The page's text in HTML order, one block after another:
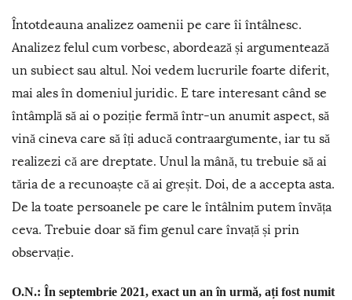
Întotdeauna analizez oamenii pe care îi întâlnesc.
Analizez felul cum vorbesc, abordează și argumentează
un subiect sau altul. Noi vedem lucrurile foarte diferit,
mai ales în domeniul juridic. E tare interesant când se
întâmplă să ai o poziție fermă într-un anumit aspect, să
vină cineva care să îți aducă contraargumente, iar tu să
realizezi că are dreptate. Unul la mână, tu trebuie să ai
tăria de a recunoaște că ai greșit. Doi, de a accepta asta.
De la toate persoanele pe care le întâlnim putem învăța
ceva. Trebuie doar să fim genul care învață și prin
observație.
O.N.: În septembrie 2021, exact un an în urmă, ați fost numit